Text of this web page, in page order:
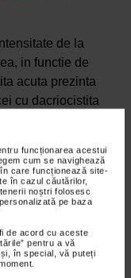
funcționarea acestui
cum se navighează
care funcționează site-
în cazul căutărilor,
noștri folosesc
pe baza
de acord cu aceste
pentru a vă
în special, vă puteți
de la
in functie de
acuta prezinta
cu dacriocistita
pot provoca
exterioara